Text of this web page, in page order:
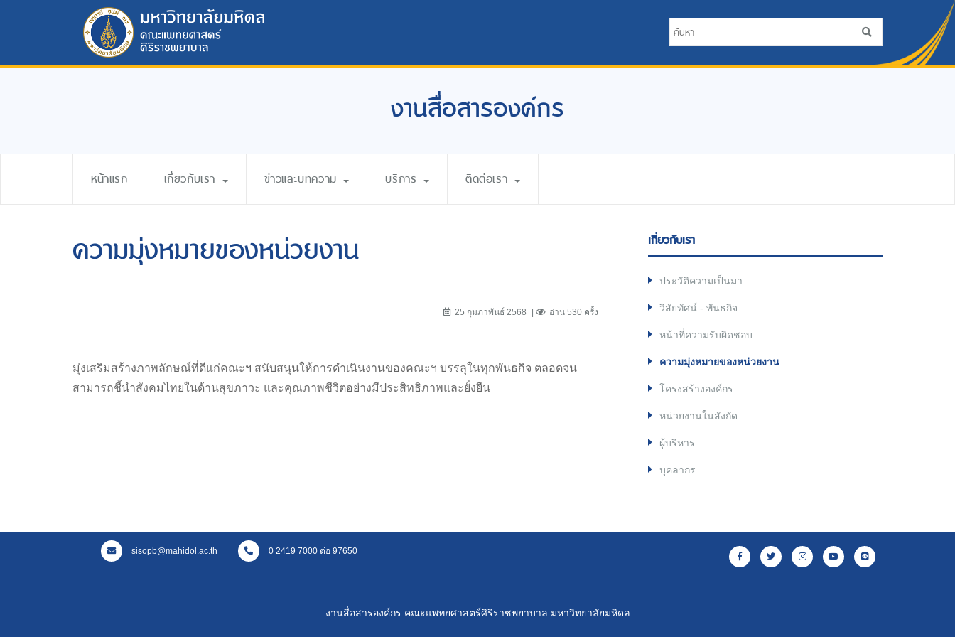
งานสื่อสารองค์กร
หน้าแรก เกี่ยวกับเรา ข่าวและบทความ บริการ ติดต่อเรา
ความมุ่งหมายของหน่วยงาน
25 กุมภาพันธ์ 2568 อ่าน 530 ครั้ง
มุ่งเสริมสร้างภาพลักษณ์ที่ดีแก่คณะฯ สนับสนุนให้การดำเนินงานของคณะฯ บรรลุในทุกพันธกิจ ตลอดจน
สามารถชี้นำสังคมไทยในด้านสุขภาวะ และคุณภาพชีวิตอย่างมีประสิทธิภาพและยั่งยืน
เกี่ยวกับเรา
ประวัติความเป็นมา
วิสัยทัศน์ - พันธกิจ
หน้าที่ความรับผิดชอบ
ความมุ่งหมายของหน่วยงาน
โครงสร้างองค์กร
หน่วยงานในสังกัด
ผู้บริหาร
บุคลากร
sisopb@mahidol.ac.th 0 2419 7000 ต่อ 97650
งานสื่อสารองค์กร คณะแพทยศาสตร์ศิริราชพยาบาล มหาวิทยาลัยมหิดล